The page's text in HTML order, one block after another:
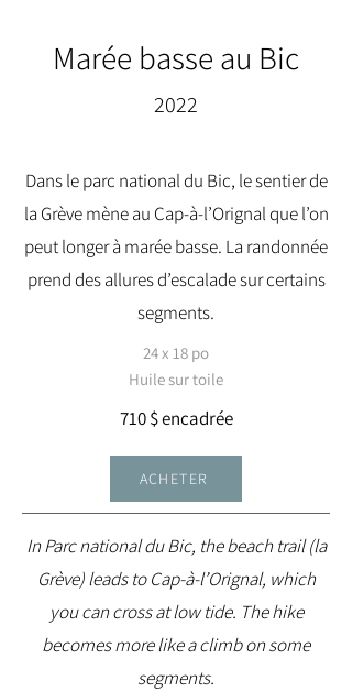
Marée basse au Bic
2022
Dans le parc national du Bic, le sentier de
la Grève mène au Cap-à-l’Orignal que l’on
peut longer à marée basse. La randonnée
prend des allures d’escalade sur certains
segments.
24 x 18 po
Huile sur toile
710 $ encadrée
ACHETER
In Parc national du Bic, the beach trail (la
Grève) leads to Cap-à-l’Orignal, which
you can cross at low tide. The hike
becomes more like a climb on some
segments.